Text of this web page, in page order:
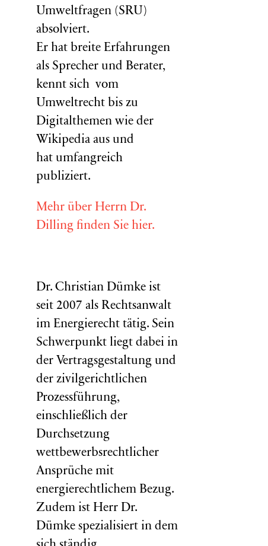
Umweltfragen (SRU )
absolviert.
Er hat breite Erfahrungen
als Sprecher und Berater,
kennt sich vom
Umweltrecht bis zu
Digitalthemen wie der
Wikipedia aus und
hat umfangreich
publiziert.
Mehr über Herrn Dr.
Dilling finden Sie hier.
Dr. Christian Dümke ist
seit 2007 als Rechtsanwalt
im Energierecht tätig. Sein
Schwerpunkt liegt dabei in
der Vertragsgestaltung und
der zivilgerichtlichen
Prozessführung,
einschließlich der
Durchsetzung
wettbewerbsrechtlicher
Ansprüche mit
energierechtlichem Bezug.
Zudem ist Herr Dr.
Dümke spezialisiert in dem